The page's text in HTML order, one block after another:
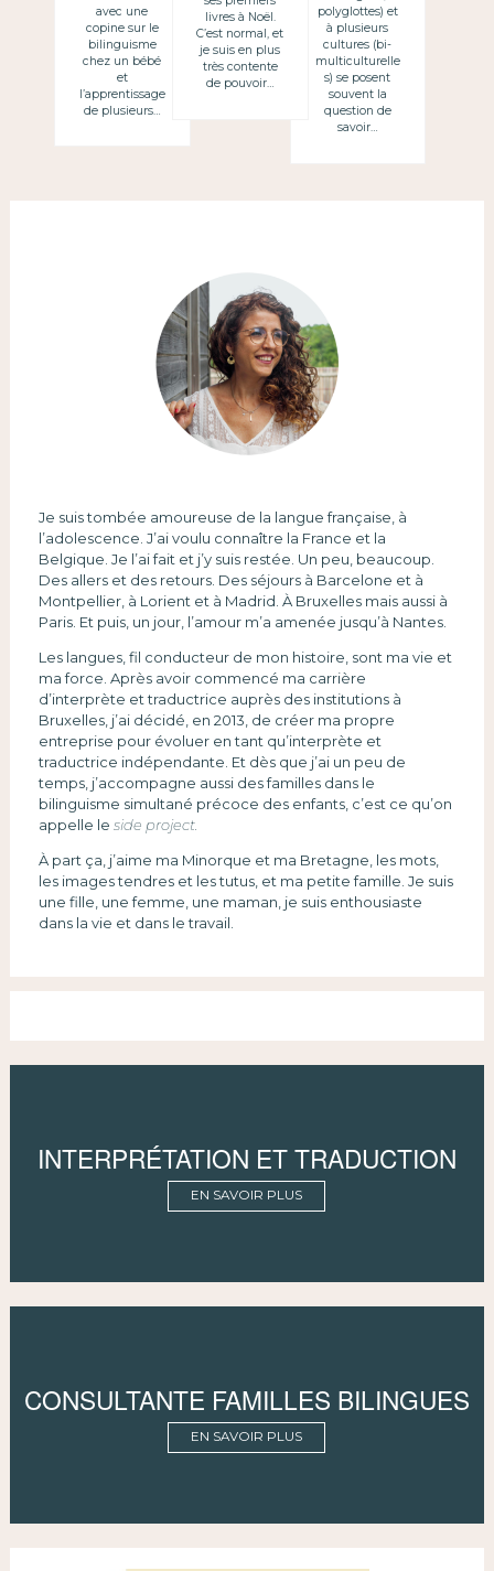
avec une
copine sur le
bilinguisme
chez un bébé
et
l’apprentissage
de plusieurs…
livres à Noël.
C’est normal, et
je suis en plus
très contente
de pouvoir…
polyglottes) et
à plusieurs
cultures (bi-
multiculturelle
s) se posent
souvent la
question de
savoir…
Je suis tombée amoureuse de la langue française, à
l’adolescence. J’ai voulu connaître la France et la
Belgique. Je l’ai fait et j’y suis restée. Un peu, beaucoup.
Des allers et des retours. Des séjours à Barcelone et à
Montpellier, à Lorient et à Madrid. À Bruxelles mais aussi à
Paris. Et puis, un jour, l’amour m’a amenée jusqu’à Nantes.
Les langues, fil conducteur de mon histoire, sont ma vie et
ma force. Après avoir commencé ma carrière
d’interprète et traductrice auprès des institutions à
Bruxelles, j’ai décidé, en 2013, de créer ma propre
entreprise pour évoluer en tant qu’interprète et
traductrice indépendante. Et dès que j’ai un peu de
temps, j’accompagne aussi des familles dans le
bilinguisme simultané précoce des enfants, c’est ce qu’on
appelle le side project.
À part ça, j’aime ma Minorque et ma Bretagne, les mots,
les images tendres et les tutus, et ma petite famille. Je suis
une fille, une femme, une maman, je suis enthousiaste
dans la vie et dans le travail.
INTERPRÉTATION ET TRADUCTION
EN SAVOIR PLUS
CONSULTANTE FAMILLES BILINGUES
EN SAVOIR PLUS